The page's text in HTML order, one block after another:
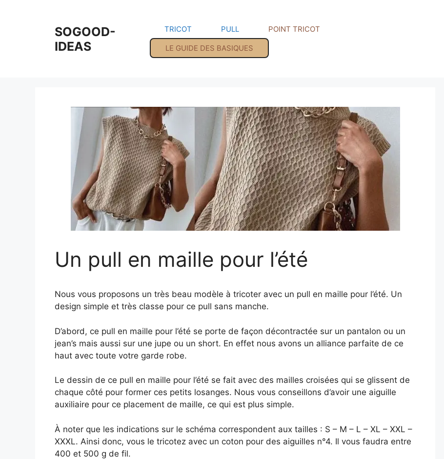
SOGOOD-
IDEAS
TRICOT PULL POINT TRICOT
LE GUIDE DES BASIQUES
Un pull en maille pour l’été
Nous vous proposons un très beau modèle à tricoter avec un pull en maille pour l’été. Un
design simple et très classe pour ce pull sans manche.
D’abord, ce pull en maille pour l’été se porte de façon décontractée sur un pantalon ou un
jean’s mais aussi sur une jupe ou un short. En effet nous avons un alliance parfaite de ce
haut avec toute votre garde robe.
Le dessin de ce pull en maille pour l’été se fait avec des mailles croisées qui se glissent de
chaque côté pour former ces petits losanges. Nous vous conseillons d’avoir une aiguille
auxiliaire pour ce placement de maille, ce qui est plus simple.
À noter que les indications sur le schéma correspondent aux tailles : S – M – L – XL – XXL –
XXXL. Ainsi donc, vous le tricotez avec un coton pour des aiguilles n°4. Il vous faudra entre
400 et 500 g de fil.